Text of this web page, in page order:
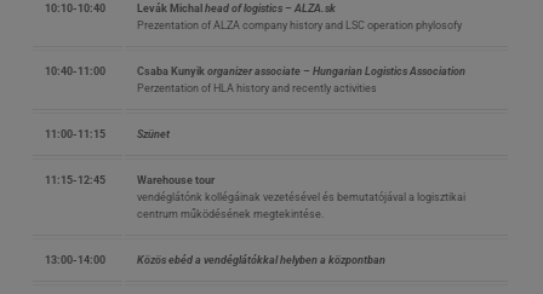
10:10-10:40 Levák Michal head of logistics – ALZA.sk
Prezentation of ALZA company history and LSC operation phylosofy
10:40-11:00 Csaba Kunyik organizer associate – Hungarian Logistics Association
Perzentation of HLA history and recently activities
11:00-11:15 Szünet
11:15-12:45
Warehouse tour
vendéglátónk kollégáinak vezetésével és bemutatójával a logisztikai
centrum működésének megtekintése.
13:00-14:00 Közös ebéd a vendéglátókkal helyben a központban